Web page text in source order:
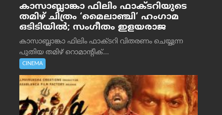
കാസാബ്ലാങ്കാ ഫിലിം ഫാക്ടറിയുടെ
തമിഴ് ചിത്രം ‘മൈലാഞ്ചി’ ഹംഗാമ
ഒടിടിയിൽ; സംഗീതം ഇളയരാജ
കാസാബ്ലാങ്കാ ഫിലിം ഫാക്ടറി വിതരണം ചെയ്യുന്ന
പുതിയ തമിഴ് റൊമാന്റിക്...
CINEMA